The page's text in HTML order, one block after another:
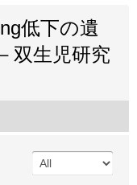
低下の遺
双生児研究